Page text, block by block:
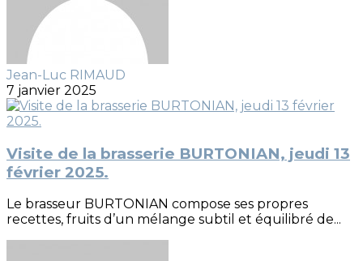
Jean-Luc RIMAUD
7 janvier 2025
Visite de la brasserie BURTONIAN, jeudi 13
février 2025.
Le brasseur BURTONIAN compose ses propres
recettes, fruits d’un mélange subtil et équilibré de...